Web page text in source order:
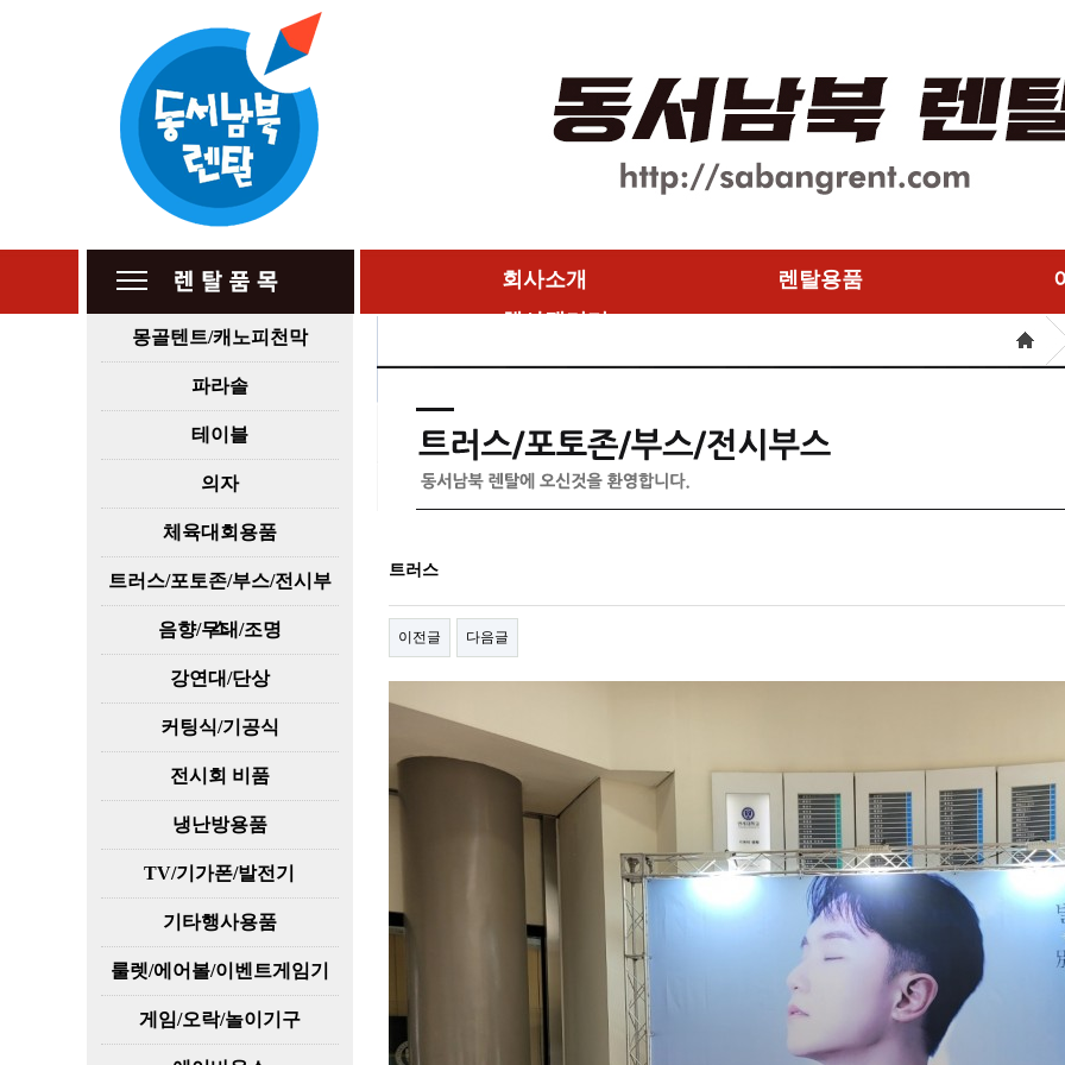
몽골텐트/캐노피천막
파라솔
테이블
의자
체육대회용품
트러스/포토존/부스/전시부
스
음향/무대/조명
강연대/단상
커팅식/기공식
전시회 비품
냉난방용품
TV/기가폰/발전기
기타행사용품
룰렛/에어볼/이벤트게임기
게임/오락/놀이기구
회사소개 렌탈용품
행사갤러리
트러스
이전글 다음글